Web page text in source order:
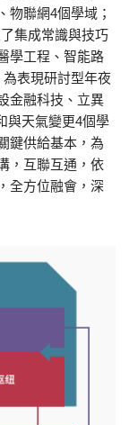
物聯網4個學域；
了集成常識與技巧
學工程、智能路
表現研討型年夜
金融科技、立異
與天氣變更4個學
鍵供給基本，為
，互聯互通，依
全方位融會，深